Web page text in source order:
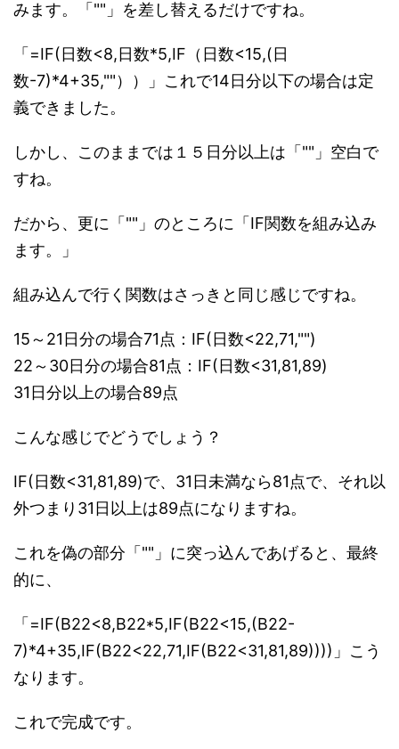
みます。「""」を差し替えるだけですね。
「=IF(日数<8,日数*5,IF（日数<15,(日
数-7)*4+35,""））」これで14日分以下の場合は定
義できました。
しかし、このままでは１５日分以上は「""」空白で
すね。
だから、更に「""」のところに「IF関数を組み込み
ます。」
組み込んで行く関数はさっきと同じ感じですね。
15～21日分の場合71点：IF(日数<22,71,"")
22～30日分の場合81点：IF(日数<31,81,89)
31日分以上の場合89点
こんな感じでどうでしょう？
IF(日数<31,81,89)で、31日未満なら81点で、それ以
外つまり31日以上は89点になりますね。
これを偽の部分「""」に突っ込んであげると、最終
的に、
「=IF(B22<8,B22*5,IF(B22<15,(B22-
7)*4+35,IF(B22<22,71,IF(B22<31,81,89))))」こう
なります。
これで完成です。